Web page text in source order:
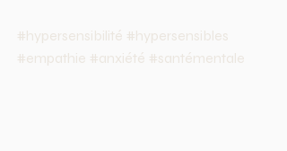
#hypersensibilité #hypersensibles
#empathie #anxiété #santémentale